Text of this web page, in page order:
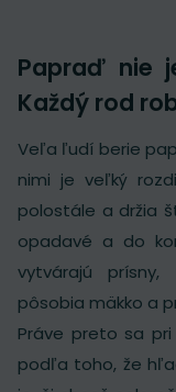
Papraď nie
Každý rod
Veľa ľudí berie
nimi je veľký
polostále a držia
opadavé a do
vytvárajú prísny,
pôsobia mäkko a
Práve preto sa
podľa toho, že